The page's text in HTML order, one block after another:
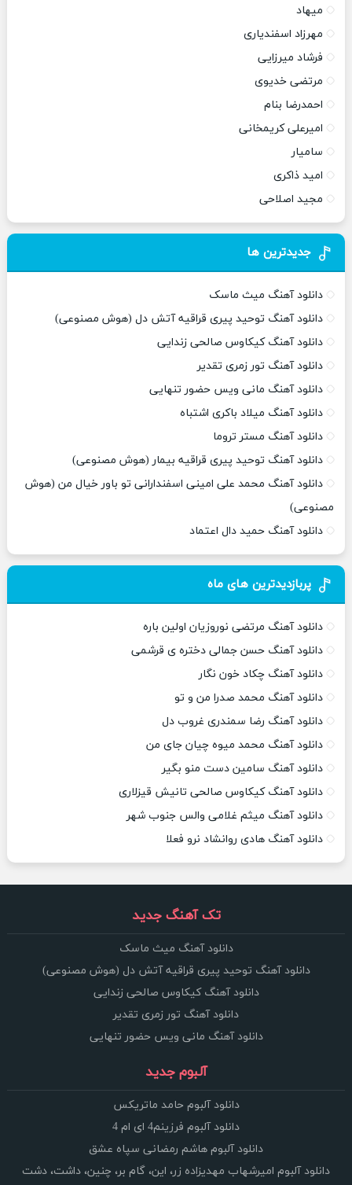
میهاد
مهرزاد اسفندیاری
فرشاد میرزایی
مرتضی خدیوی
احمدرضا بنام
امیرعلی کریمخانی
سامیار
امید ذاکری
مجید اصلاحی
جدیدترین ها
دانلود آهنگ میث ماسک
دانلود آهنگ توحید پیری قراقیه آتش دل (هوش مصنوعی)
دانلود آهنگ کیکاوس صالحی زندایی
دانلود آهنگ تور زمری تقدیر
دانلود آهنگ مانی ویس حضور تنهایی
دانلود آهنگ میلاد باکری اشتباه
دانلود آهنگ مستر تروما
دانلود آهنگ توحید پیری قراقیه بیمار (هوش مصنوعی)
دانلود آهنگ محمد علی امینی اسفندارانی تو باور خیال من (هوش
مصنوعی)
دانلود آهنگ حمید دال اعتماد
پربازدیدترین های ماه
دانلود آهنگ مرتضی نوروزیان اولین باره
دانلود آهنگ حسن جمالی دختره ی قرشمی
دانلود آهنگ چکاد خون نگار
دانلود آهنگ محمد صدرا من و تو
دانلود آهنگ رضا سمندری غروب دل
دانلود آهنگ محمد میوه چیان جای من
دانلود آهنگ سامین دست منو بگیر
دانلود آهنگ کیکاوس صالحی تانیش قیزلاری
دانلود آهنگ میثم غلامی والس جنوب شهر
دانلود آهنگ هادی روانشاد نرو فعلا
تک آهنگ جدید
دانلود آهنگ میث ماسک
دانلود آهنگ توحید پیری قراقیه آتش دل (هوش مصنوعی)
دانلود آهنگ کیکاوس صالحی زندایی
دانلود آهنگ تور زمری تقدیر
دانلود آهنگ مانی ویس حضور تنهایی
آلبوم جدید
دانلود آلبوم حامد ماتریکس
دانلود آلبوم فرزینم4 ای ام 4
دانلود آلبوم هاشم رمضانی سپاه عشق
دانلود آلبوم امیرشهاب مهدیزاده زر، این، گام بر، چنین، داشت، دشت